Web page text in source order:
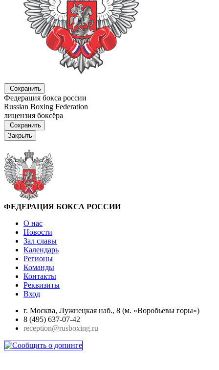
Сохранить
Федерация бокса россии
Russian Boxing Federation
лицензия боксёра
Сохранить
Закрыть
ФЕДЕРАЦИЯ БОКСА РОССИИ
О нас
Новости
Зал славы
Календарь
Регионы
Команды
Контакты
Реквизиты
Вход
г. Москва, Лужнецкая наб., 8 (м. «Воробьевы горы»)
8 (495) 637-07-42
reception@rusboxing.ru